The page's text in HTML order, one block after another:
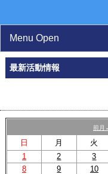
Menu Open
TOP
活動日程表
スタッフ紹介
クラブ紹介
最新活動情報
前月
日 月 火
1
2 3
8
9 10